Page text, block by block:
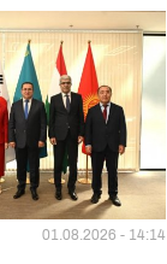
01.08.2026 - 14:14